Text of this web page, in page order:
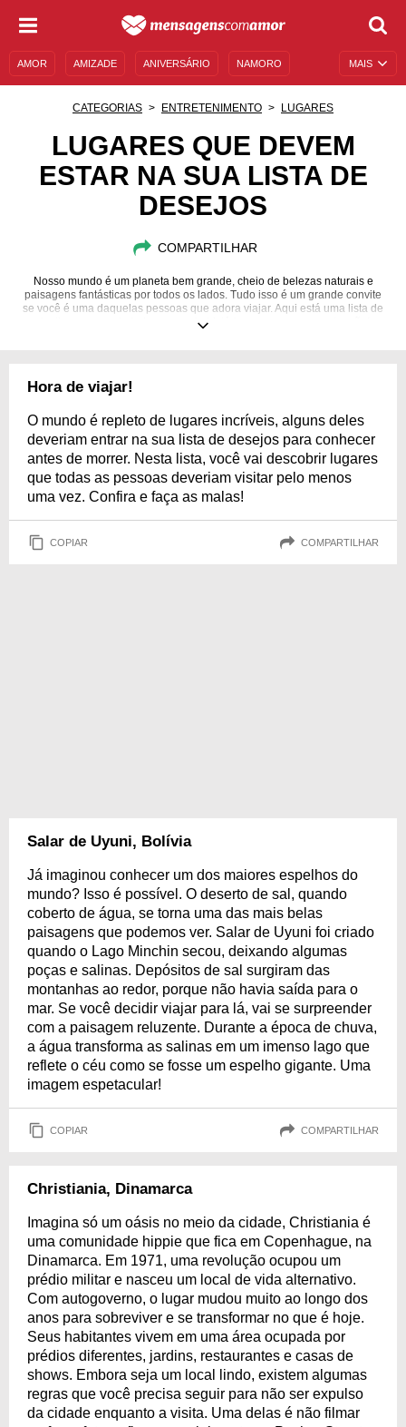
MAIS
AMOR AMIZADE ANIVERSÁRIO NAMORO
MENSAGENS E FRASES MENSAGENS DE ANIVERSÁRIO
FAMOSOS BÍBLIA
CATEGORIAS ENTRETENIMENTO LUGARES
LUGARES QUE DEVEM
ESTAR NA SUA LISTA DE
DESEJOS
COMPARTILHAR
Nosso mundo é um planeta bem grande, cheio de belezas naturais e
paisagens fantásticas por todos os lados. Tudo isso é um grande convite
se você é uma daquelas pessoas que adora viajar. Aqui está uma lista de
destinos que, pela beleza ou pela história, merecem a sua atenção!
Hora de viajar!
O mundo é repleto de lugares incríveis, alguns deles
deveriam entrar na sua lista de desejos para conhecer
antes de morrer. Nesta lista, você vai descobrir lugares
que todas as pessoas deveriam visitar pelo menos
uma vez. Confira e faça as malas!
COPIAR COMPARTILHAR
Salar de Uyuni, Bolívia
Já imaginou conhecer um dos maiores espelhos do
mundo? Isso é possível. O deserto de sal, quando
coberto de água, se torna uma das mais belas
paisagens que podemos ver. Salar de Uyuni foi criado
quando o Lago Minchin secou, deixando algumas
poças e salinas. Depósitos de sal surgiram das
montanhas ao redor, porque não havia saída para o
mar. Se você decidir viajar para lá, vai se surpreender
com a paisagem reluzente. Durante a época de chuva,
a água transforma as salinas em um imenso lago que
reflete o céu como se fosse um espelho gigante. Uma
imagem espetacular!
COPIAR COMPARTILHAR
Christiania, Dinamarca
Imagina só um oásis no meio da cidade, Christiania é
uma comunidade hippie que fica em Copenhague, na
Dinamarca. Em 1971, uma revolução ocupou um
prédio militar e nasceu um local de vida alternativo.
Com autogoverno, o lugar mudou muito ao longo dos
anos para sobreviver e se transformar no que é hoje.
Seus habitantes vivem em uma área ocupada por
prédios diferentes, jardins, restaurantes e casas de
shows. Embora seja um local lindo, existem algumas
regras que você precisa seguir para não ser expulso
da cidade enquanto a visita. Uma delas é não filmar